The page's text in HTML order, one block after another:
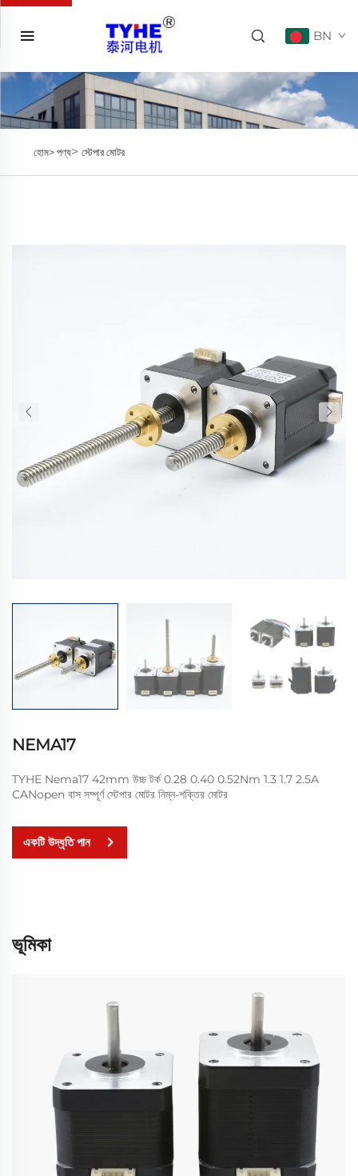
BN
হোম>পণ্য> স্টেপার মোটর
NEMA17
TYHE Nema17 42mm উচ্চ টর্ক 0.28 0.40 0.52Nm 1.3 1.7 2.5A
CANopen বাস সম্পূর্ণ স্টেপার মোটর নিম্ন-শক্তির মোটর
একটি উদ্ধৃতি পান
ভূমিকা